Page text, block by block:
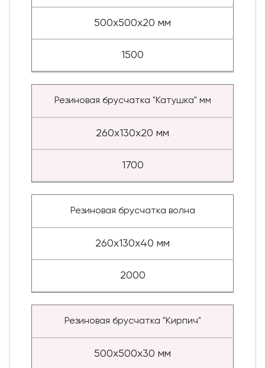
500х500х20 мм
1500
Резиновая брусчатка "Катушка" мм
260х130х20 мм
1700
Резиновая брусчатка волна
260х130х40 мм
2000
Резиновая брусчатка "Кирпич"
500x500x30 мм